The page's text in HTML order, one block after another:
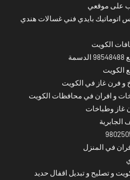
على موقعي
اتوماتيك بايدي فني غسالات هندي
الكويت
الكويت
و فرن غاز في الكويت
و افران في محافظات الكويت
غاز وطباخات
الجابرية
في المنزل
و تصليح و تبديل اقفال حديد